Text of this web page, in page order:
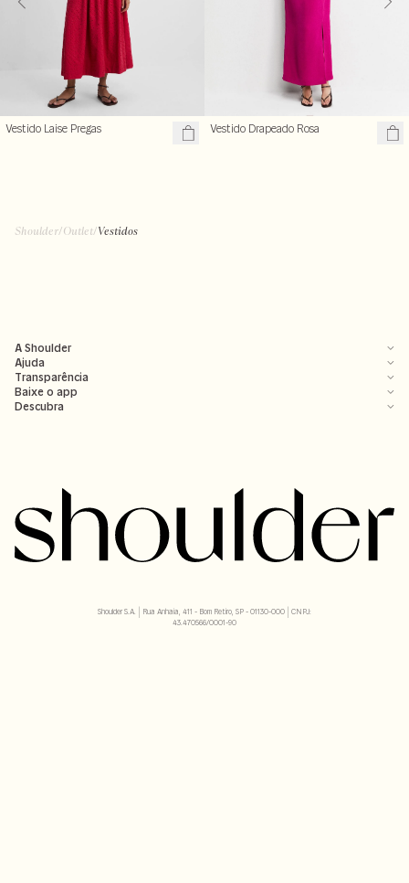
Vestido Laise Pregas Vestido Drapeado Rosa
A Shoulder
Ajuda
Transparência
Baixe o app
Shoulder S.A. | Rua Anhaia, 411 - Bom Retiro, SP - 01130-000 | CNPJ: